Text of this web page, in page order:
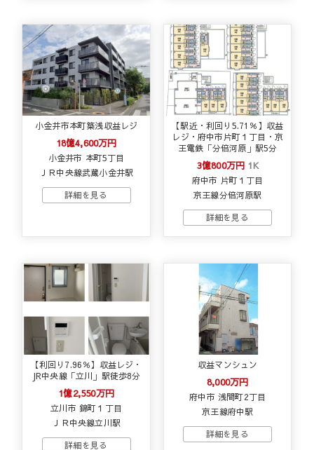
小金井市本町築浅収益レジ
18億4,600万円
小金井市 本町5丁目
ＪＲ中央線武蔵小金井駅
【駅近・利回り5.71％】収益
レジ・府中市片町１丁目・京
王電鉄「分倍河原」駅5分
3億800万円 1K
府中市 片町１丁目
京王線分倍河原駅
【利回り7.96％】収益レジ・
JR中央線「立川」駅徒歩8分
1億2,550万円
立川市 錦町１丁目
ＪＲ中央線立川駅
収益マンシュン
8,000万円
府中市 浅間町2丁目
京王線府中駅